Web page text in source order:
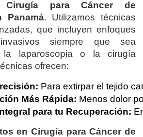
Cirugía para Cáncer de
Panamá. Utilizamos técnicas
que incluyen enfoques
invasivos siempre que sea
la laparoscopia o la cirugía
ofrecen:
Para extirpar el tejido
Más Rápida: Menos dolor
para tu Recuperación:
en Cirugía para Cáncer de